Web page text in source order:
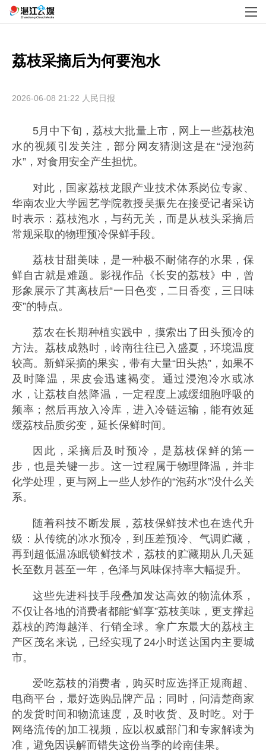
荔枝采摘后为何要泡水
2026-06-08 21:22 人民日报
5月中下旬，荔枝大批量上市，网上一些荔枝泡
水的视频引发关注，部分网友猜测这是在“浸泡药
水”，对食用安全产生担忧。
对此，国家荔枝龙眼产业技术体系岗位专家、
华南农业大学园艺学院教授吴振先在接受记者采访
时表示：荔枝泡水，与药无关，而是从枝头采摘后
常规采取的物理预冷保鲜手段。
荔枝甘甜美味，是一种极不耐储存的水果，保
鲜自古就是难题。影视作品《长安的荔枝》中，曾
形象展示了其离枝后“一日色变，二日香变，三日味
变”的特点。
荔农在长期种植实践中，摸索出了田头预冷的
方法。荔枝成熟时，岭南往往已入盛夏，环境温度
较高。新鲜采摘的果实，带有大量“田头热”，如果不
及时降温，果皮会迅速褐变。通过浸泡冷水或冰
水，让荔枝自然降温，一定程度上减缓细胞呼吸的
频率；然后再放入冷库，进入冷链运输，能有效延
缓荔枝品质劣变，延长保鲜时间。
因此，采摘后及时预冷，是荔枝保鲜的第一
步，也是关键一步。这一过程属于物理降温，并非
化学处理，更与网上一些人炒作的“泡药水”没什么关
系。
随着科技不断发展，荔枝保鲜技术也在迭代升
级：从传统的冰水预冷，到压差预冷、气调贮藏，
再到超低温冻眠锁鲜技术，荔枝的贮藏期从几天延
长至数月甚至一年，色泽与风味保持率大幅提升。
这些先进科技手段叠加发达高效的物流体系，
不仅让各地的消费者都能“鲜享”荔枝美味，更支撑起
荔枝的跨海越洋、行销全球。拿广东最大的荔枝主
产区茂名来说，已经实现了24小时送达国内主要城
市。
爱吃荔枝的消费者，购买时应选择正规商超、
电商平台，最好选购品牌产品；同时，问清楚商家
的发货时间和物流速度，及时收货、及时吃。对于
网络流传的加工视频，应以权威部门和专家解读为
准，避免因误解而错失这份当季的岭南佳果。